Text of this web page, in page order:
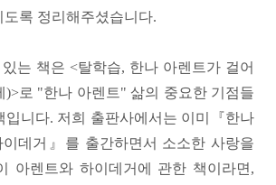
록 정리해주셨습니다.
는 책은 <탈학습, 한나 아렌트가 걸어
)>로 "한나 아렌트" 삶의 중요한 기점들
입니다. 저희 출판사에서는 이미『한나
데거』를 출간하면서 소소한 사랑을
아렌트와 하이데거에 관한 책이라면,